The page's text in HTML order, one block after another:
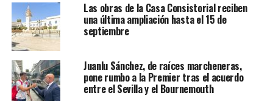
Las obras de la Casa Consistorial reciben
una última ampliación hasta el 15 de
septiembre
Juanlu Sánchez, de raíces marcheneras,
pone rumbo a la Premier tras el acuerdo
entre el Sevilla y el Bournemouth